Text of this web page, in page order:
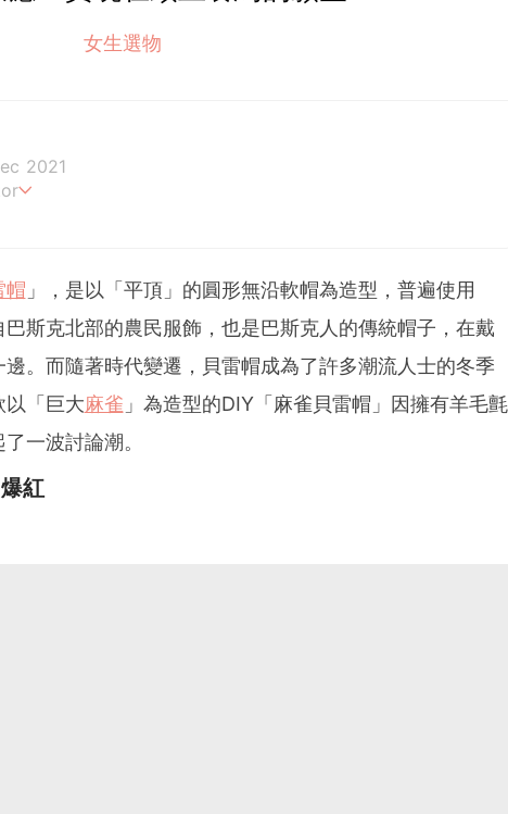
女生選物
2021
帽 」，是以「平頂」的圓形無沿軟帽為造型，普遍使用
巴斯克北部的農民服飾，也是巴斯克人的傳統帽子，在戴
。而隨著時代變遷，貝雷帽成為了許多潮流人士的冬季
以「巨大麻雀 」為造型的DIY「麻雀貝雷帽」因擁有羊毛氈
一波討論潮。
紅